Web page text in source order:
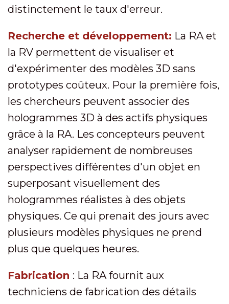
distinctement le taux d'erreur.
Recherche et développement: La RA et
la RV permettent de visualiser et
d'expérimenter des modèles 3D sans
prototypes coûteux. Pour la première fois,
les chercheurs peuvent associer des
hologrammes 3D à des actifs physiques
grâce à la RA. Les concepteurs peuvent
analyser rapidement de nombreuses
perspectives différentes d'un objet en
superposant visuellement des
hologrammes réalistes à des objets
physiques. Ce qui prenait des jours avec
plusieurs modèles physiques ne prend
plus que quelques heures.
Fabrication : La RA fournit aux
techniciens de fabrication des détails